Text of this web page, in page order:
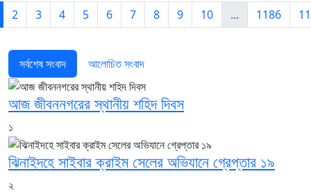
2
3 4 5 6 7 8 9 10 ... 1186
সর্বশেষ সংবাদ আলোচিত সংবাদ
আজ জীবননগরের স্থানীয় শহিদ দিবস
১
ঝিনাইদহে সাইবার ক্রাইম সেলের অভিযানে গ্রেপ্তার ১৯
২